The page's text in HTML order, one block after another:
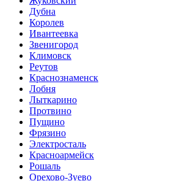
Дубна
Королев
Ивантеевка
Звенигород
Климовск
Реутов
Краснознаменск
Лобня
Лыткарино
Протвино
Пущино
Фрязино
Электросталь
Красноармейск
Рошаль
Орехово-Зуево